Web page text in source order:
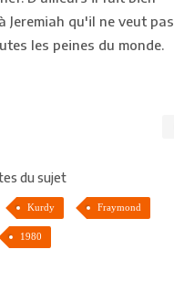
Jeremiah qu'il ne veut pas
les peines du monde.
du sujet
Kurdy Fraymond
1980